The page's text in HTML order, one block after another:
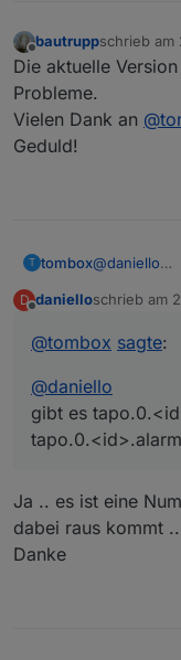
Offline
bautruppschrieb am
zuletzt
Die aktuelle
Probleme.
Vielen Dank an @
Geduld!
T tombox@daniello
D danielloschrieb am
zuletzt
@tombox sagte:
@daniello
gibt es
Ja .. es ist eine
dabei raus kommt
Danke